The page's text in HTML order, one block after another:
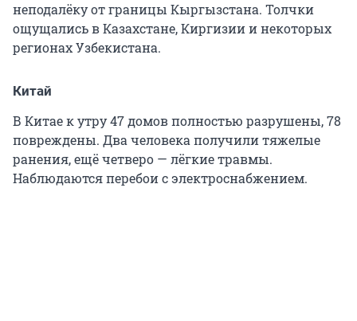
неподалёку от границы Кыргызстана. Толчки
ощущались в Казахстане, Киргизии и некоторых
регионах Узбекистана.
Китай
В Китае к утру 47 домов полностью разрушены, 78
повреждены. Два человека получили тяжелые
ранения, ещё четверо — лёгкие травмы.
Наблюдаются перебои с электроснабжением.